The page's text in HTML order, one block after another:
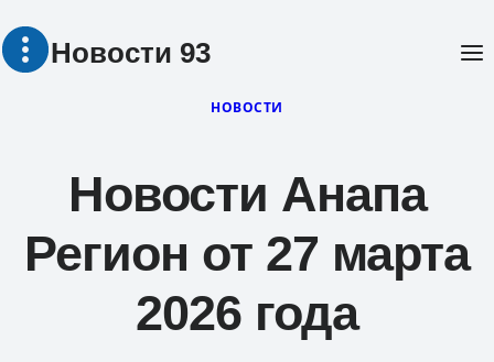
Перейти
Новости 93
НОВОСТИ
Новости Анапа
Регион от 27 марта
2026 года